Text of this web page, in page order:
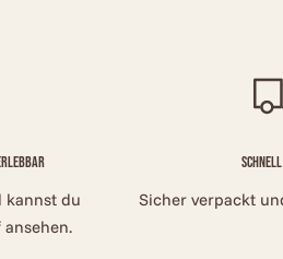
kannst du
Sicher verpackt